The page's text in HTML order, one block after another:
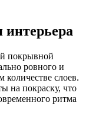
покрывной
ровного и
слоев.
на покраску, что
ритма